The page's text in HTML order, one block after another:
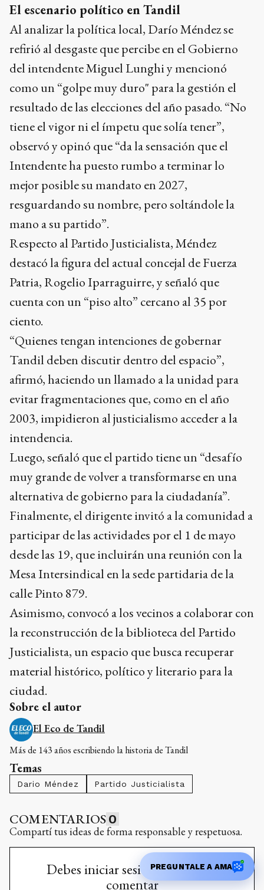
refirió al desgaste que percibe en el Gobierno
del intendente Miguel Lunghi y mencionó
como un “golpe muy duro" para la gestión el
resultado de las elecciones del año pasado. “No
tiene el vigor ni el ímpetu que solía tener”,
observó y opinó que “da la sensación que el
Intendente ha puesto rumbo a terminar lo
mejor posible su mandato en 2027,
resguardando su nombre, pero soltándole la
mano a su partido”.
Respecto al Partido Justicialista, Méndez
destacó la figura del actual concejal de Fuerza
Patria, Rogelio Iparraguirre, y señaló que
cuenta con un “piso alto” cercano al 35 por
ciento.
“Quienes tengan intenciones de gobernar
Tandil deben discutir dentro del espacio”,
afirmó, haciendo un llamado a la unidad para
evitar fragmentaciones que, como en el año
2003, impidieron al justicialismo acceder a la
intendencia.
Luego, señaló que el partido tiene un “desafío
muy grande de volver a transformarse en una
alternativa de gobierno para la ciudadanía”.
Finalmente, el dirigente invitó a la comunidad a
participar de las actividades por el 1 de mayo
desde las 19, que incluirán una reunión con la
Mesa Intersindical en la sede partidaria de la
calle Pinto 879.
Asimismo, convocó a los vecinos a colaborar con
la reconstrucción de la biblioteca del Partido
Justicialista, un espacio que busca recuperar
material histórico, político y literario para la
ciudad.
Sobre el autor
El Eco de Tandil
Más de 143 años escribiendo la historia de Tandil
Temas
Dario Méndez Partido Justicialista
COMENTARIOS0
Compartí tus ideas de forma responsable y respetuosa.
Debes iniciar sesión para poder
comentar
INICIAR
SESIÓN
PREGUNTALE A AMA